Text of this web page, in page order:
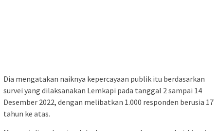
Dia mengatakan naiknya kepercayaan publik itu berdasarkan
survei yang dilaksanakan Lemkapi pada tanggal 2 sampai 14
Desember 2022, dengan melibatkan 1.000 responden berusia 17
tahun ke atas.